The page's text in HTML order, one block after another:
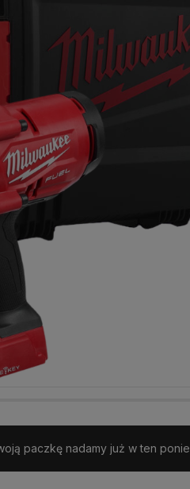
paczkę nadamy już w ten